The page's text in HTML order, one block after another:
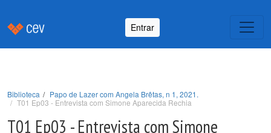
Entrar
Biblioteca
Papo de Lazer com Angela Brêtas, n 1, 2021.
T01 Ep03 - Entrevista com Simone Aparecida Rechia
T01 Ep03 - Entrevista com Simone